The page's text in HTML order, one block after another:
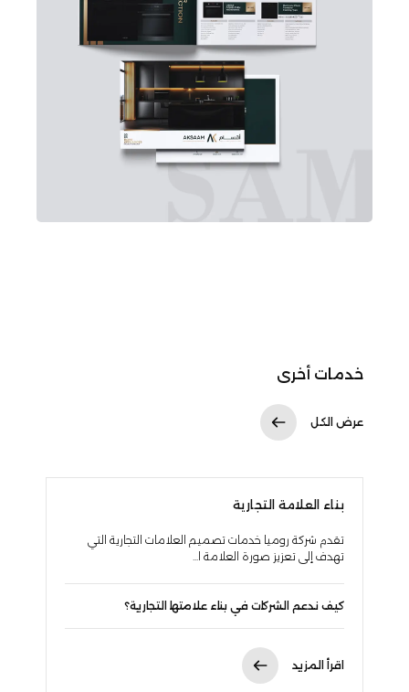
خدمات أخرى
عرض الكل
بناء العلامة التجارية
تقدم شركة روميا خدمات تصميم العلامات التجارية التي
تهدف إلى تعزيز صورة العلامة ا...
كيف ندعم الشركات في بناء علامتها التجارية؟
اقرأ المزيد